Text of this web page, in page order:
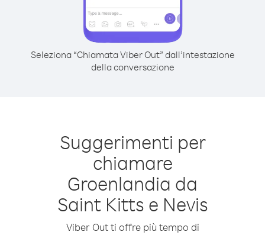
Seleziona “Chiamata Viber Out” dall’intestazione
della conversazione
Suggerimenti per
chiamare
Groenlandia da
Saint Kitts e Nevis
Viber Out ti offre più tempo di